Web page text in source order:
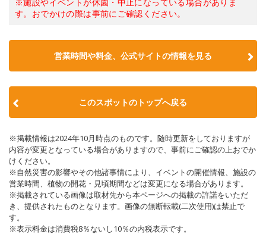
す。おでかけの際は事前にご確認ください。
営業時間や料金、公式サイトの情報を見る
このスポットのトップへ戻る
※掲載情報は2024年10月時点のものです。随時更新をしておりますが
内容が変更となっている場合がありますので、事前にご確認の上おでか
けください。
※自然災害の影響やその他諸事情により、イベントの開催情報、施設の
営業時間、植物の開花・見頃期間などは変更になる場合があります。
※掲載されている画像は取材先から本ページへの掲載の許諾をいただ
き、提供されたものとなります。画像の無断転載(二次使用)は禁止で
す。
※表示料金は消費税8％ないし10％の内税表示です。